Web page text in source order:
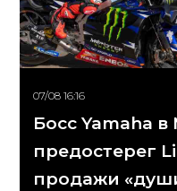
07/08 16:16
Босс Yamaha в
предостерег
продажи